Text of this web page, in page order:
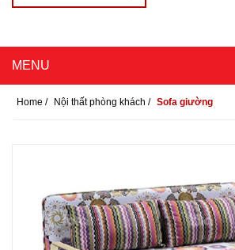
Home / Nội thất phòng khách / Sofa giường